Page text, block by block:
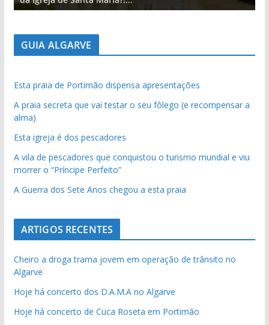
GUIA ALGARVE
Esta praia de Portimão dispensa apresentações
A praia secreta que vai testar o seu fôlego (e recompensar a
alma)
Esta igreja é dos pescadores
A vila de pescadores que conquistou o turismo mundial e viu
morrer o “Príncipe Perfeito”
A Guerra dos Sete Anos chegou a esta praia
ARTIGOS RECENTES
Cheiro a droga trama jovem em operação de trânsito no
Algarve
Hoje há concerto dos D.A.M.A no Algarve
Hoje há concerto de Cuca Roseta em Portimão